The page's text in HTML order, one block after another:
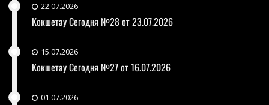
22.07.2026
Кокшетау Сегодня №28 от 23.07.2026
15.07.2026
Кокшетау Сегодня №27 от 16.07.2026
01.07.2026